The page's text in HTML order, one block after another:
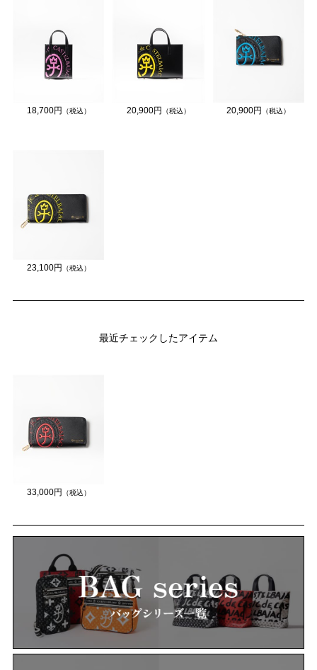
18,700円 （税込） 20,900円 （税込） 20,900円 （税込）
23,100円 （税込）
最近チェックしたアイテム
33,000円 （税込）